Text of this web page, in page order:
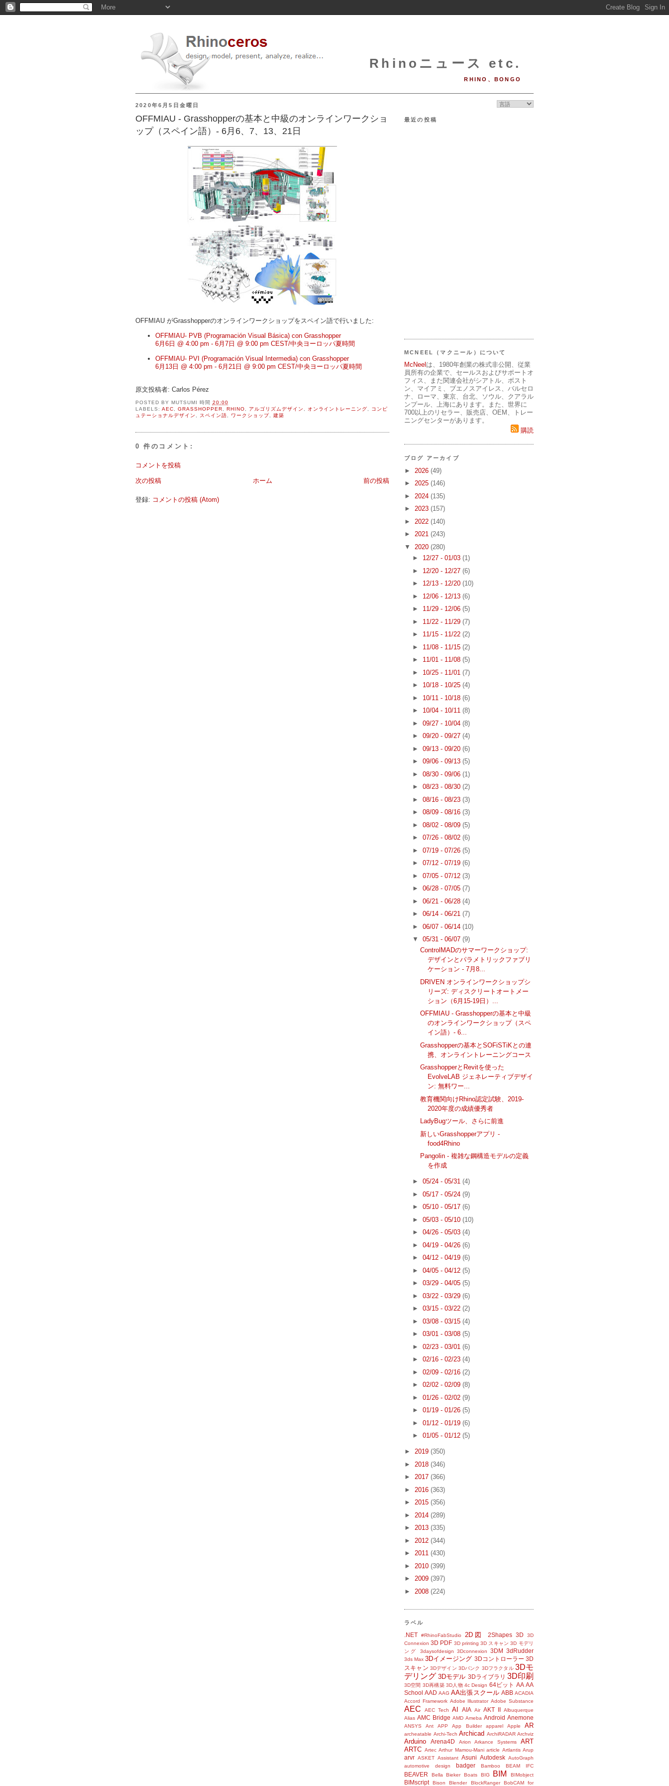
Rhinoニュース etc.
RHINO、BONGO
2020年6月5日金曜日
OFFMIAU - Grasshopperの基本と中級のオンラインワークショ
ップ（スペイン語）- 6月6、7、13、21日
OFFMIAU がGrasshopperのオンラインワークショップをスペイン語で行いました:
OFFMIAU- PVB (Programación Visual Básica) con Grasshopper
6月6日 @ 4:00 pm - 6月7日 @ 9:00 pm CEST/中央ヨーロッパ夏時間
OFFMIAU- PVI (Programación Visual Intermedia) con Grasshopper
6月13日 @ 4:00 pm - 6月21日 @ 9:00 pm CEST/中央ヨーロッパ夏時間
原文投稿者: Carlos Pérez
POSTED BY MUTSUMI 時間 20:00
LABELS: AEC GRASSHOPPER RHINO アルゴリズムデザイン オンライントレーニング
コンピ
ュテーショナルデザイン
スペイン語 ワークショップ, 建築
0 件のコメント:
コメントを投稿
次の投稿 前の投稿
ホーム
登録: コメントの投稿 (Atom)
最近の投稿
MCNEEL（マクニール）について
McNeelは、1980年創業の株式非公開、従業
員所有の企業で、セールスおよびサポートオ
フィス、また関連会社がシアトル、ボスト
ン、マイアミ、ブエノスアイレス、バルセロ
ナ、ローマ、東京、台北、ソウル、クアラル
ンプール、上海にあります。また、世界に
700以上のリセラー、販売店、OEM、トレー
ニングセンターがあります。
購読
ブログ アーカイブ
► 2026 (49)
► 2025 (146)
► 2024 (135)
► 2023 (157)
► 2022 (140)
► 2021 (243)
▼ 2020 (280)
► 12/27 - 01/03 (1)
► 12/20 - 12/27 (6)
► 12/13 - 12/20 (10)
► 12/06 - 12/13 (6)
► 11/29 - 12/06 (5)
► 11/22 - 11/29 (7)
► 11/15 - 11/22 (2)
► 11/08 - 11/15 (2)
► 11/01 - 11/08 (5)
► 10/25 - 11/01 (7)
► 10/18 - 10/25 (4)
► 10/11 - 10/18 (6)
► 10/04 - 10/11 (8)
► 09/27 - 10/04 (8)
► 09/20 - 09/27 (4)
► 09/13 - 09/20 (6)
► 09/06 - 09/13 (5)
► 08/30 - 09/06 (1)
► 08/23 - 08/30 (2)
► 08/16 - 08/23 (3)
► 08/09 - 08/16 (3)
► 08/02 - 08/09 (5)
► 07/26 - 08/02 (6)
► 07/19 - 07/26 (5)
► 07/12 - 07/19 (6)
► 07/05 - 07/12 (3)
► 06/28 - 07/05 (7)
► 06/21 - 06/28 (4)
► 06/14 - 06/21 (7)
► 06/07 - 06/14 (10)
▼ 05/31 - 06/07 (9)
ControlMADのサマーワークショップ:
デザインとパラメトリックファブリ
ケーション - 7月8...
DRIVEN オンラインワークショップシ
リーズ: ディスクリートオートメー
ション（6月15-19日）...
OFFMIAU - Grasshopperの基本と中級
のオンラインワークショップ（スペ
イン語）- 6...
Grasshopperの基本とSOFiSTiKとの連
携、オンライントレーニングコース
GrasshopperとRevitを使った
EvolveLAB ジェネレーティブデザイ
ン: 無料ワー...
教育機関向けRhino認定試験、2019-
2020年度の成績優秀者
LadyBugツール、さらに前進
新しいGrasshopperアプリ -
food4Rhino
Pangolin - 複雑な鋼構造モデルの定義
を作成
► 05/24 - 05/31 (4)
► 05/17 - 05/24 (9)
► 05/10 - 05/17 (6)
► 05/03 - 05/10 (10)
► 04/26 - 05/03 (4)
► 04/19 - 04/26 (6)
► 04/12 - 04/19 (6)
► 04/05 - 04/12 (5)
► 03/29 - 04/05 (5)
► 03/22 - 03/29 (6)
► 03/15 - 03/22 (2)
► 03/08 - 03/15 (4)
► 03/01 - 03/08 (5)
► 02/23 - 03/01 (6)
► 02/16 - 02/23 (4)
► 02/09 - 02/16 (2)
► 02/02 - 02/09 (8)
► 01/26 - 02/02 (9)
► 01/19 - 01/26 (5)
► 01/12 - 01/19 (6)
► 01/05 - 01/12 (5)
► 2019 (350)
► 2018 (346)
► 2017 (366)
► 2016 (363)
► 2015 (356)
► 2014 (289)
► 2013 (335)
► 2012 (344)
► 2011 (430)
► 2010 (399)
► 2009 (397)
► 2008 (224)
ラベル
.NET #RhinoFabStudio 2D図 2Shapes 3D
3D
Connexion 3D PDF 3D printing 3D スキャン 3D モデリ
ング
3daysofdesign 3Dconnexion 3DM 3dRudder
3ds Max 3Dイメージング 3Dコントローラー 3D
スキャン 3Dデザイン 3Dバンク 3Dフラクタル 3Dモ
デリング 3Dモデル 3Dライブラリ 3D印刷
3D空間 3D再構築 3D人物 4c Design 64ビット AA AA
School AAD AAG AA出張スクール ABB ACADIA
Accord Framework Adobe Illustrator Adobe Substance
AEC AEC Tech AI AIA Air AKT II Albuquerque
Alias AMC Bridge AMD Ameba Android Anemone
ANSYS Ant APP App Builder apparel Apple AR
archeatable Archi-Tech Archicad ArchiRADAR Archviz
Arduino Arena4D Arion Arkance Systems
ART
ARTC Artec Arthur Mamou-Mani article Artlantis Arup
arvr ASKET Assistant Asuni Autodesk AutoGraph
automotive design
badger Bamboo BEAM IFC
BEAVER Bella Bieker Boats BIG BIM BIMobject
BIMscript Bison Blender BlockRanger BobCAM for